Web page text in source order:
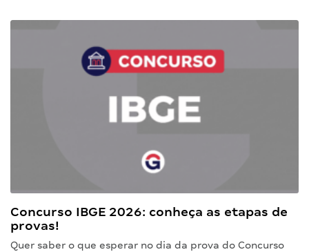
Concurso IBGE 2026: conheça as etapas de
provas!
Quer saber o que esperar no dia da prova do Concurso